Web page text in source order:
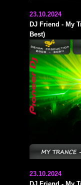
23.10.2024
DJ Friend - My
Best)
23.10.2024